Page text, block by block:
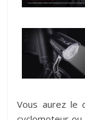
Vous aurez le